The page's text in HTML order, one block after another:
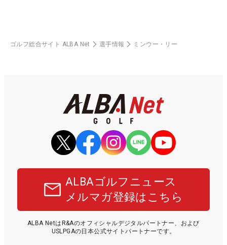
ゴルフ総合サイト ALBA Net 選手情報 ミンウー・リー
ALBAゴルフニュース
メルマガ登録はこちら
ALBA NetはR&Aのオフィシャルデジタルパートナー、および
USLPGAの日本公式サイトパートナーです。